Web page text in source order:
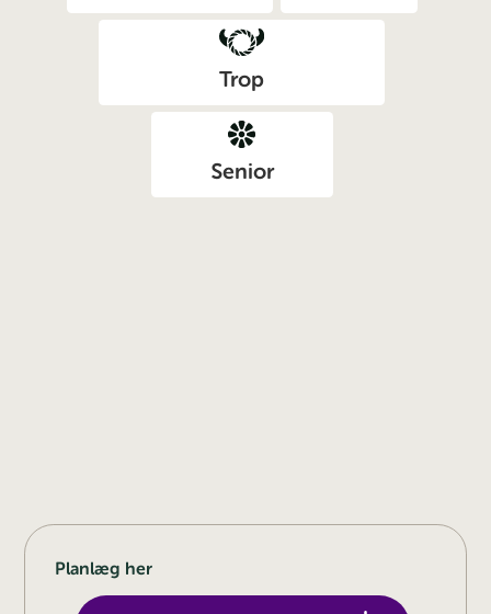
Trop
Senior
Planlæg her